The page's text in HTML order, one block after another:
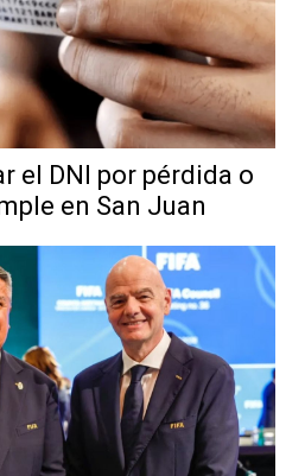
el DNI por pérdida o
en San Juan